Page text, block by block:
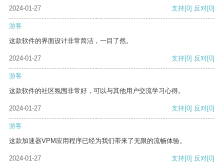
2024-01-27 支持[0] 反对[0]
游客
这款软件的界面设计非常简洁，一目了然。
2024-01-27 支持[0] 反对[0]
游客
这款软件的社区氛围非常好，可以与其他用户交流学习心得。
2024-01-27 支持[0] 反对[0]
游客
这款加速器VPM应用程序已经为我们带来了无限的流畅体验。
2024-01-27 支持[0] 反对[0]